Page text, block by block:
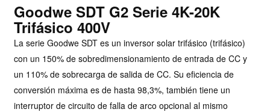
Goodwe SDT G2 Serie 4K-20K
Trifásico 400V
La serie Goodwe SDT es un inversor solar trifásico (trifásico)
con un 150% de sobredimensionamiento de entrada de CC y
un 110% de sobrecarga de salida de CC. Su eficiencia de
conversión máxima es de hasta 98,3%, también tiene un
interruptor de circuito de falla de arco opcional al mismo